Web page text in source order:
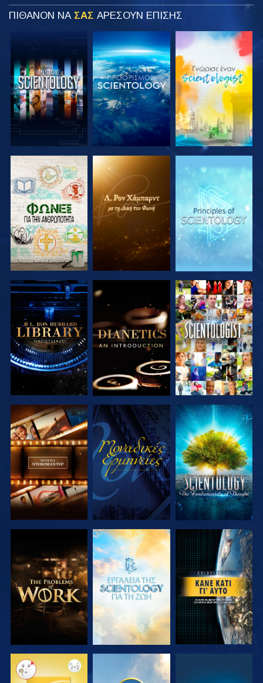
ΠΙΘΑΝΟΝ ΝΑ ΣΑΣ ΑΡΕΣΟΥΝ ΕΠΙΣΗΣ
ΕΞΕΡΕΥΝΗΣΤΕ
ΤΗ ΣΕΙΡΑ
ΕΞΕΡΕΥΝΗΣΤΕ
ΤΗ ΣΕΙΡΑ
ΕΞΕΡΕΥΝΗΣΤΕ
ΤΗ ΣΕΙΡΑ
ΕΞΕΡΕΥΝΗΣΤΕ
ΤΗ ΣΕΙΡΑ
ΕΞΕΡΕΥΝΗΣΤΕ
ΤΗ ΣΕΙΡΑ
ΠΑΡΑΚΟΛΟΥΘΗΣΤΕ
ΕΞΕΡΕΥΝΗΣΤΕ
ΤΗ ΣΕΙΡΑ
ΠΑΡΑΚΟΛΟΥΘΗΣΤΕ
ΕΞΕΡΕΥΝΗΣΤΕ
ΤΗ ΣΕΙΡΑ
ΕΞΕΡΕΥΝΗΣΤΕ
ΤΗ ΣΕΙΡΑ
ΕΞΕΡΕΥΝΗΣΤΕ
ΤΗ ΣΕΙΡΑ
ΠΑΡΑΚΟΛΟΥΘΗΣΤΕ